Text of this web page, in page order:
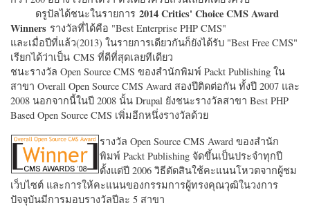
ดรูปัลได้ชนะในรายการ 2014 Critics' Choice CMS Award
Winners รางวัลที่ได้คือ "Best Enterprise PHP CMS"
และเมื่อปีที่แล้ว(2013) ในรายการเดียวกันก็ยังได้รับ "Best Free CMS"
เรียกได้ว่าเป็น CMS ที่ดีที่สุดเลยทีเดียว
ชนะรางวัล Open Source CMS ของสำนักพิมพ์ Packt Publishing ใน
สาขา Overall Open Source CMS Award สองปีติดต่อกัน ทั้งปี 2007 และ
2008 นอกจากนี้ในปี 2008 นั้น Drupal ยังชนะรางวัลสาขา Best PHP
Based Open Source CMS เพิ่มอีกหนึ่งรางวัลด้วย
รางวัล Open Source CMS Award ของสำนัก
พิมพ์ Packt Publishing จัดขึ้นเป็นประจำทุกปี
ตั้งแต่ปี 2006 วิธีตัดสินใช้คะแนนโหวตจากผู้ชม
เว็บไซต์ และการให้คะแนนของกรรมการผู้ทรงคุณวุฒิในวงการ
ปัจจุบันมีการมอบรางวัลปีละ 5 สาขา